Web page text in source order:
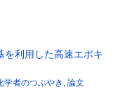
を利用した高速エポキ
学者のつぶやき , 論文